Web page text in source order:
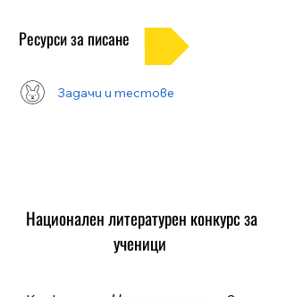
Ресурси за писане
Задачи и тестове
Национален литературен конкурс за
ученици